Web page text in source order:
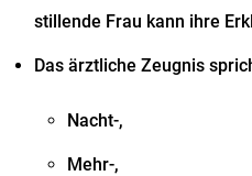
stillende Frau kann ihre
Das ärztliche Zeugnis
Nacht-,
Mehr-,